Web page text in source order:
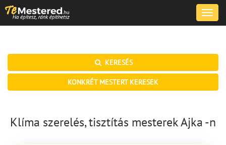
Toggle
KERESÉS
KONKRÉT MESTERT KERESEK
Klíma szerelés, tisztítás mesterek Ajka -n